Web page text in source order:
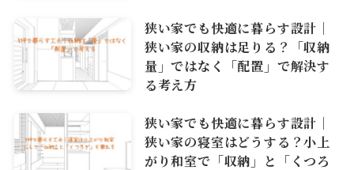
狭い家でも快適に暮らす設計｜
狭い家の収納は足りる？「収納
量」ではなく「配置」で解決す
る考え方
狭い家でも快適に暮らす設計｜
狭い家の寝室はどうする？小上
がり和室で「収納」と「くつろ